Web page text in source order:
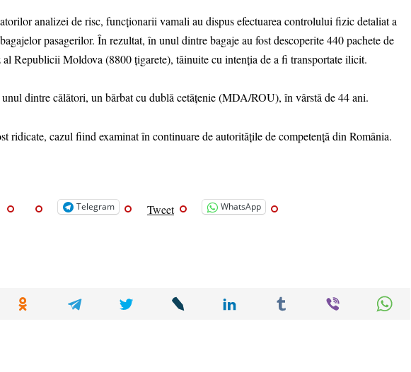
analizei de risc, funcționarii vamali au dispus efectuarea controlului fizic detaliat a
pasagerilor. În rezultat, în unul dintre bagaje au fost descoperite 440 pachete de
Republicii Moldova (8800 țigarete), tăinuite cu intenția de a fi transportate ilicit.
unul dintre călători, un bărbat cu dublă cetățenie (MDA/ROU), în vârstă de 44 ani.
ridicate, cazul fiind examinat în continuare de autoritățile de competență din România.
Telegram Tweet WhatsApp